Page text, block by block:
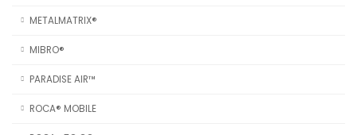
METALMATRIX®
MIBRO®
PARADISE AIR™
ROCA® MOBILE